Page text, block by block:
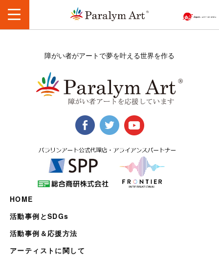
障がい者がアートで夢を叶える世界を作る
HOME
活動事例とSDGs
活動事例＆応援方法
アーティストに関して